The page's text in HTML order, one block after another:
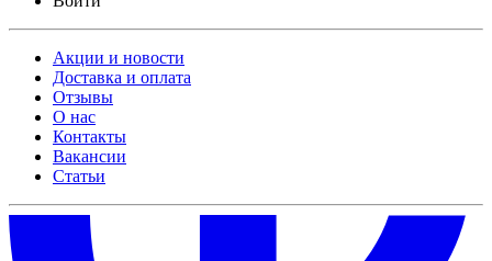
Акции и новости
Доставка и оплата
Отзывы
О нас
Контакты
Вакансии
Статьи